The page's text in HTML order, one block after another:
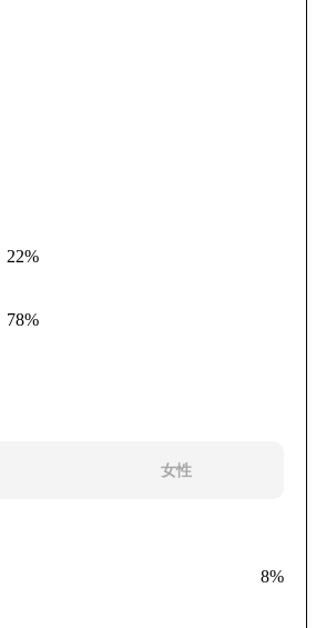
22%
78%
女性
8%